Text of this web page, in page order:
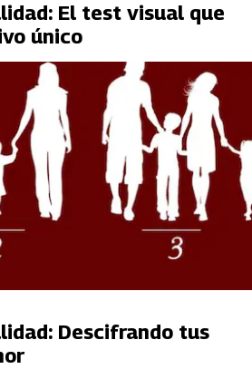
El test visual que
único
Descifrando tus